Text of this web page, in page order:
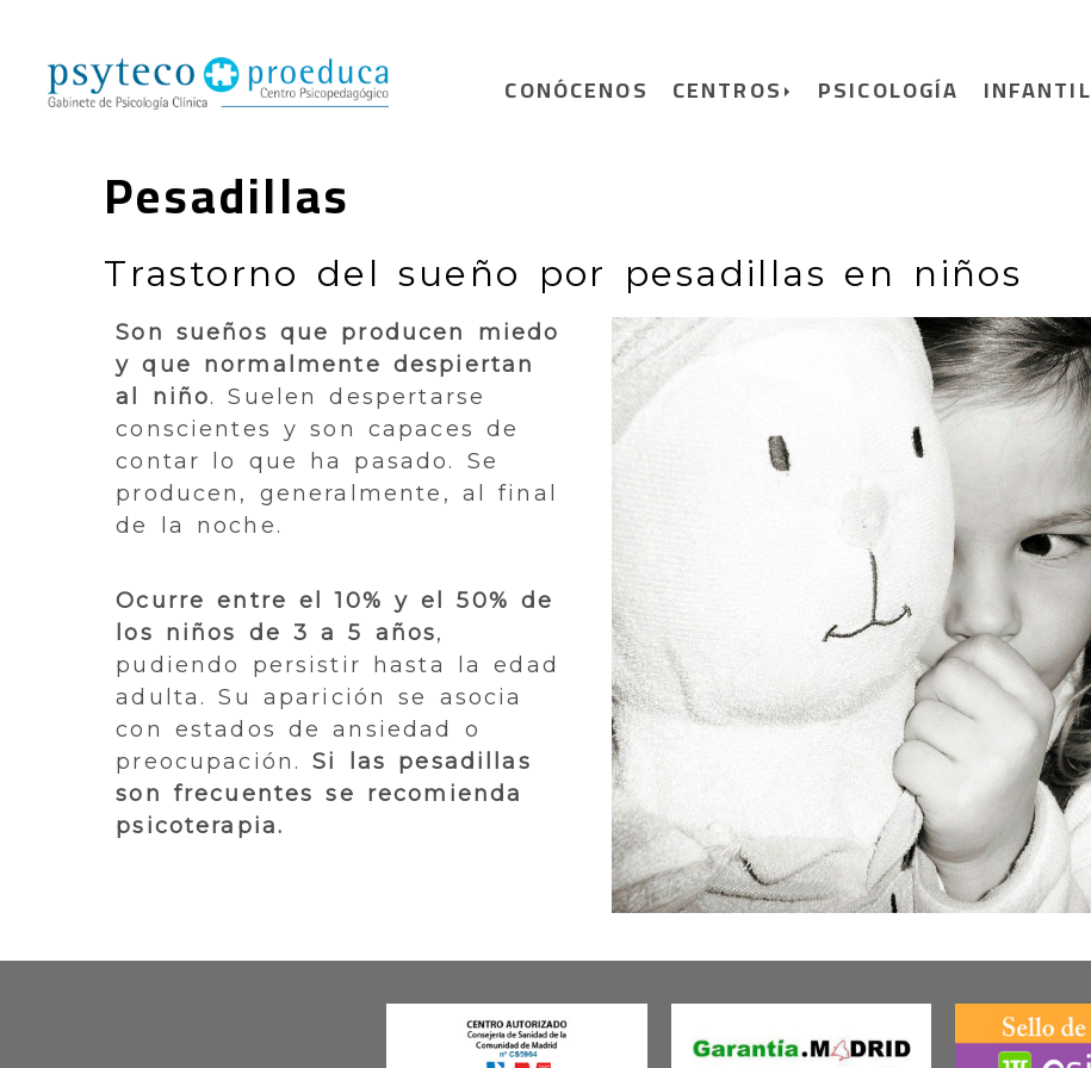
CONÓCENOS CENTROS PSICOLOGÍA INFANTIL
Pesadillas
Trastorno del sueño por pesadillas en niños
Son sueños que producen miedo
y que normalmente despiertan
al niño. Suelen despertarse
conscientes y son capaces de
contar lo que ha pasado. Se
producen, generalmente, al final
de la noche.
Ocurre entre el 10% y el 50% de
los niños de 3 a 5 años,
pudiendo persistir hasta la edad
adulta. Su aparición se asocia
con estados de ansiedad o
preocupación.Si las pesadillas
son frecuentes se recomienda
psicoterapia.